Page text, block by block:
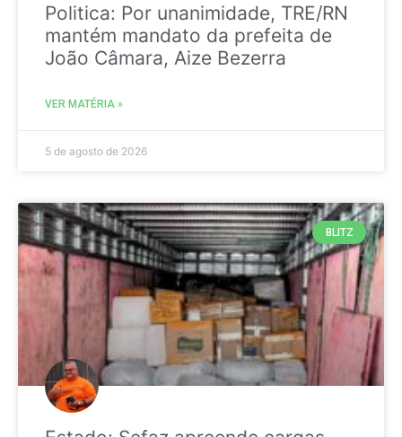
Politica: Por unanimidade, TRE/RN
mantém mandato da prefeita de
João Câmara, Aize Bezerra
VER MATÉRIA »
5 de agosto de 2026
BLITZ